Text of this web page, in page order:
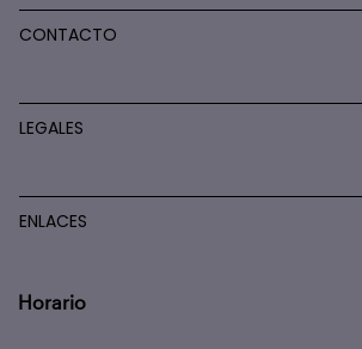
CONTACTO
LEGALES
ENLACES
Horario